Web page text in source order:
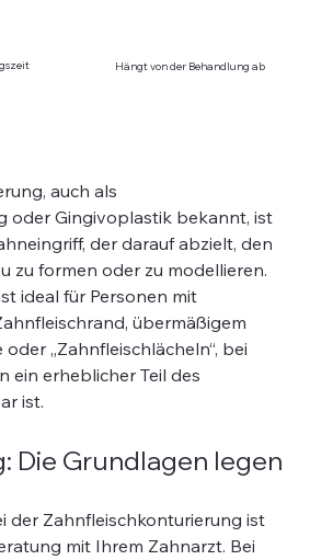
Hängt von der Behandlung ab
auch als
oder Gingivoplastik bekannt, ist
der darauf abzielt, den
zu formen oder zu modellieren.
ideal für Personen mit
übermäßigem
„Zahnfleischlächeln“, bei
ein erheblicher Teil des
ist.
Die Grundlagen legen
der Zahnfleischkonturierung ist
mit Ihrem Zahnarzt. Bei